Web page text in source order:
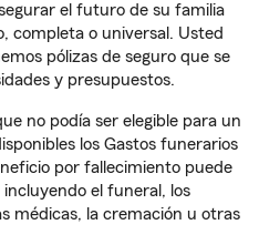
el futuro de su familia
completa o universal. Usted
pólizas de seguro que se
y presupuestos.
no podía ser elegible para un
los Gastos funerarios
por fallecimiento puede
el funeral, los
médicas, la cremación u otras